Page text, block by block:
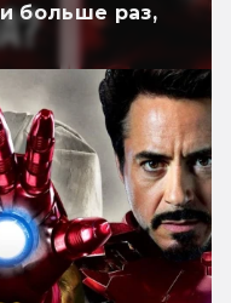
больше раз,